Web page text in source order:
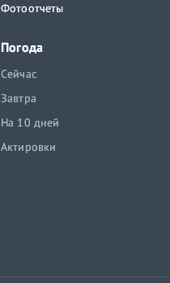
Фотоотчеты
Погода
Сейчас
Завтра
На 10 дней
Актировки